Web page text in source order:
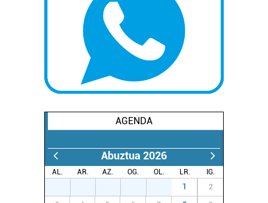
AGENDA
Abuztua 2026
AL. AR. AZ. OG. OL. LR.
IG.
1 2